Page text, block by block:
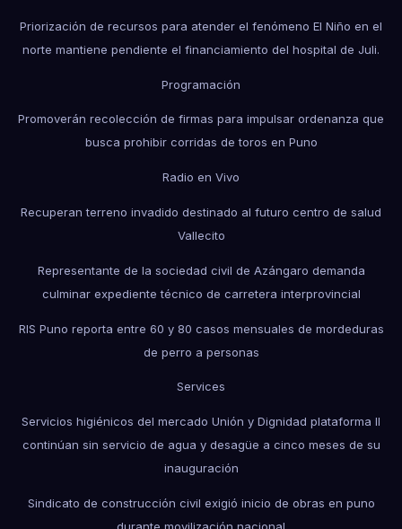
Priorización de recursos para atender el fenómeno El Niño en el
norte mantiene pendiente el financiamiento del hospital de Juli.
Programación
Promoverán recolección de firmas para impulsar ordenanza que
busca prohibir corridas de toros en Puno
Radio en Vivo
Recuperan terreno invadido destinado al futuro centro de salud
Vallecito
Representante de la sociedad civil de Azángaro demanda
culminar expediente técnico de carretera interprovincial
RIS Puno reporta entre 60 y 80 casos mensuales de mordeduras
de perro a personas
Services
Servicios higiénicos del mercado Unión y Dignidad plataforma II
continúan sin servicio de agua y desagüe a cinco meses de su
inauguración
Sindicato de construcción civil exigió inicio de obras en puno